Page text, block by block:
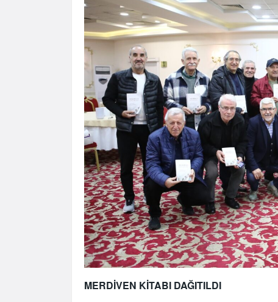
MERDİVEN KİTABI DAĞITILDI